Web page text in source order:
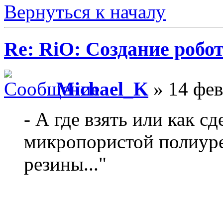
Вернуться к началу
Re: RiO: Создание
Michael_K » 14
- А где взять или как
микропористой
резины..."